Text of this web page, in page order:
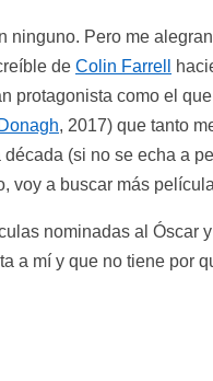
ninguno. Pero me
de Colin Farrell
protagonista como el
, 2017) que tanto
(si no se echa a
voy a buscar más
nominadas al Óscar
a mí y que no tiene por